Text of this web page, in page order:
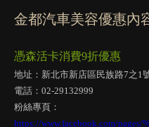
金都汽車美容優惠內
憑森活卡消費9折優惠
地址：新北市新店區民族路7之1
電話：02-29132999
粉絲專頁：
https://www.facebook.com/